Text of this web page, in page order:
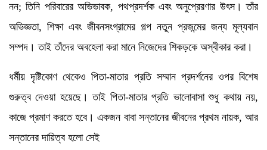
নন; তিনি পরিবারের অভিভাবক, পথপ্রদর্শক এবং অনুপ্রেরণার উৎস। তাঁর
অভিজ্ঞতা, শিক্ষা এবং জীবনসংগ্রামের গল্প নতুন প্রজন্মের জন্য মূল্যবান
সম্পদ। তাই তাঁদের অবহেলা করা মানে নিজেদের শিকড়কে অস্বীকার করা।
ধর্মীয় দৃষ্টিকোণ থেকেও পিতা-মাতার প্রতি সম্মান প্রদর্শনের ওপর বিশেষ
গুরুত্ব দেওয়া হয়েছে। তাই পিতা-মাতার প্রতি ভালোবাসা শুধু কথায় নয়,
কাজে প্রমাণ করতে হবে। একজন বাবা সন্তানের জীবনের প্রথম নায়ক, আর
সন্তানের দায়িত্ব হলো সেই